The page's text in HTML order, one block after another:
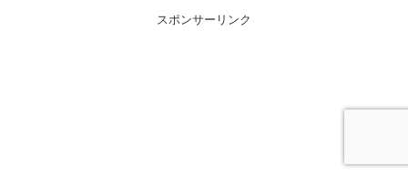
スポンサーリンク